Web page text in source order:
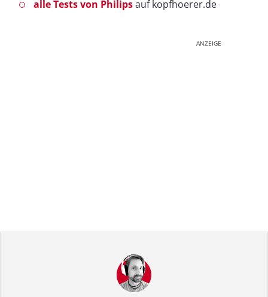
alle Tests von Philipsauf kopfhoerer.de
ANZEIGE